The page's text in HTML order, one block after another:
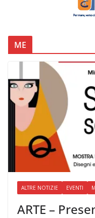
ME
ALTRE NOTIZIE EVENTI
ARTE –